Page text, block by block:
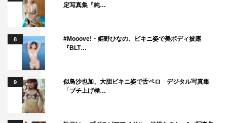
定写真集『純…
8
#Mooove!・姫野ひなの、ビキニ姿で美ボディ披露
『BLT…
9
似鳥沙也加、大胆ビキニ姿で舌ペロ デジタル写真集
「ブチ上げ極…